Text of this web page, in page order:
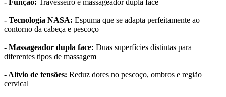
- Função: Travesseiro e massageador dupla face
- Tecnologia NASA: Espuma que se adapta perfeitamente ao
contorno da cabeça e pescoço
- Massageador dupla face: Duas superfícies distintas para
diferentes tipos de massagem
- Alívio de tensões: Reduz dores no pescoço, ombros e região
cervical